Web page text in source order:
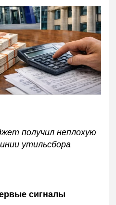
получил неплохую
утильсбора
сигналы